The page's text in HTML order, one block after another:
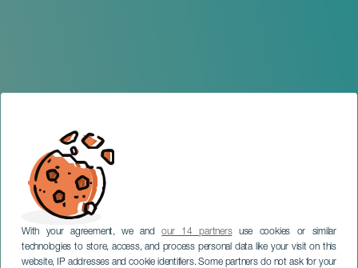
With your agreement, we andour 14 partnersuse cookies or similar
technologies to store, access, and process personal data like your visit on this
website, IP addresses and cookie identifiers. Some partners do not ask for your